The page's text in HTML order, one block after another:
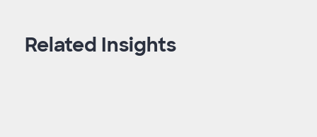
Related Insights